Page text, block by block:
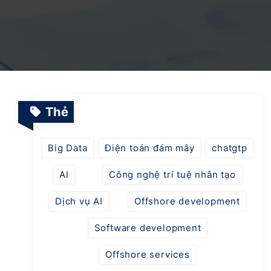
Thẻ
Big Data Điện toán đám mây chatgtp
AI Công nghệ trí tuệ nhân tạo
Dịch vụ AI Offshore development
Software development
Offshore services